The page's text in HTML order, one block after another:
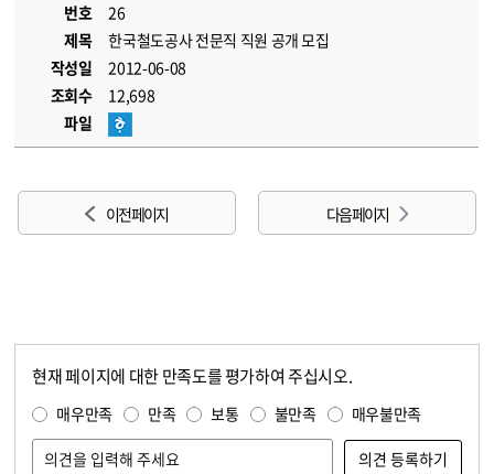
번호
26
제목
한국철도공사 전문직 직원 공개 모집
작성일
2012-06-08
조회수
12,698
파일
이전 페이지 다음 페이지
현재 페이지에 대한 만족도를 평가하여 주십시오.
매우만족 만족 보통 불만족 매우불만족